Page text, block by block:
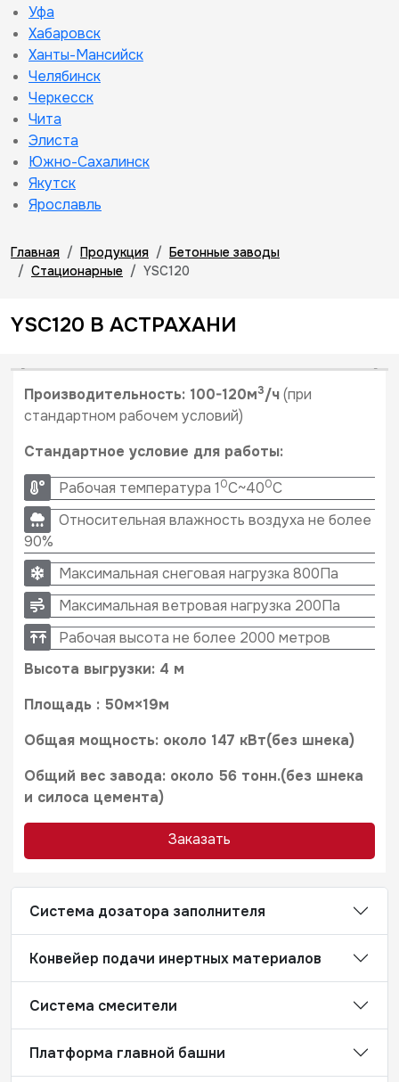
Уфа
Хабаровск
Ханты-Мансийск
Челябинск
Черкесск
Чита
Элиста
Южно-Сахалинск
Якутск
Ярославль
Главная Продукция
Бетонные заводы
Стационарные
YSC120
YSC120 В АСТРАХАНИ
Производительность: 100-120м3/ч(при
стандартном рабочем условий)
Стандартное условие для работы:
Рабочая температура 10C~400C
Относительная влажность воздуха не более
90%
Максимальная снеговая нагрузка 800Па
Максимальная ветровая нагрузка 200Па
Рабочая высота не более 2000 метров
Высота выгрузки: 4 м
Площадь : 50м×19м
Общая мощность: около 147 кВт(без шнека)
Общий вес завода: около 56 тонн.(без шнека
и силоса цемента)
Заказать
Cистема дозатора заполнителя
Конвейер подачи инертных материалов
Система смесители
Платформа главной башни